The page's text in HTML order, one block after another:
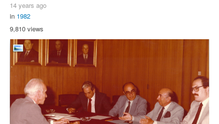
14 years ago
in 1982
9,810 views